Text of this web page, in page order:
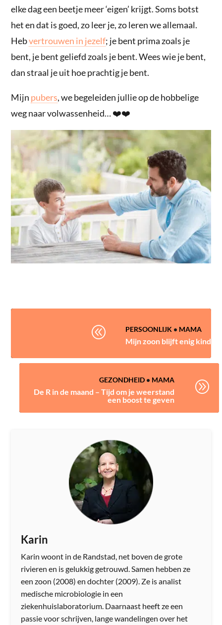
elke dag een beetje meer ‘eigen’ krijgt. Soms botst
het en dat is goed, zo leer je, zo leren we allemaal.
Hebvertrouwen in jezelf; je bent prima zoals je
bent, je bent geliefd zoals je bent. Wees wie je bent,
dan straal je uit hoe prachtig je bent.
Mijn pubers, we begeleiden jullie op de hobbelige
weg naar volwassenheid… ❤️❤️
@ PERSOONLIJK• MAMA
Mijn zoon blijft enig kind
GEZONDHEID• MAMA
De R in de maand – Tijd om je weerstand
een boost te geven
A
Karin
Karin woont in de Randstad, net boven de grote
rivieren en is gelukkig getrouwd. Samen hebben ze
een zoon (2008) en dochter (2009). Ze is analist
medische microbiologie in een
ziekenhuislaboratorium. Daarnaast heeft ze een
passie voor schrijven, lange wandelingen over het